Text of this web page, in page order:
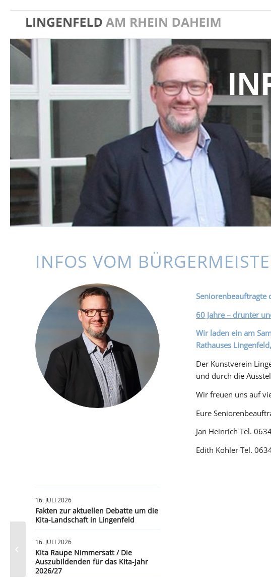
IN
INFOS VOM
Seniorenbeauftragte
60 Jahre – drunter
Wir laden ein am
Rathauses
Der Kunstverein
und durch die
Wir freuen uns auf
Eure
Jan Heinrich Tel.
Edith Kohler Tel.
16. JULI 2026
Fakten zur aktuellen Debatte um die
Kita-Landschaft in Lingenfeld
16. JULI 2026
Kita Raupe Nimmersatt / Die
Auszubildenden für das Kita-Jahr
2026/27
60 Jahre – drunter und drüber / Gut
besuchte Lesung …